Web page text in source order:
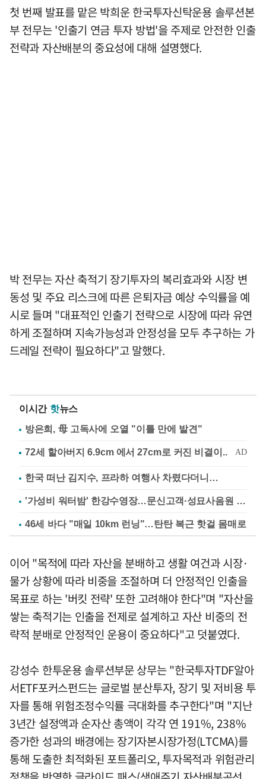
첫 번째 발표를 맡은 박희운 한국투자신탁운용 솔루션본
부 전무는 '인출기 연금 투자 방법'을 주제로 안전한 인출
전략과 자산배분의 중요성에 대해 설명했다.
박 전무는 자산 축적기 장기투자의 복리효과와 시장 변
동성 및 주요 리스크에 따른 은퇴자금 예상 수익률을 예
시로 들며 "대표적인 인출기 전략으로 시장에 따라 유연
하게 조절하며 지속가능성과 안정성을 모두 추구하는 가
드레일 전략이 필요하다"고 말했다.
이시간 핫뉴스
방은희, 母 고독사에 오열 "이틀 만에 발견"
한국 떠난 김지수, 프라하 여행사 차렸다더니…
'가성비 워터밤' 한강수영장…문신고객·성묘사음원 민원
46세 바다 "매일 10km 런닝"…탄탄 복근 핫걸 몸매로
이어 "목적에 따라 자산을 분배하고 생활 여건과 시장·
물가 상황에 따라 비중을 조절하며 더 안정적인 인출을
목표로 하는 '버킷 전략' 또한 고려해야 한다"며 "자산을
쌓는 축적기는 인출을 전제로 설계하고 자산 비중의 전
략적 분배로 안정적인 운용이 중요하다"고 덧붙였다.
강성수 한투운용 솔루션부문 상무는 "한국투자TDF알아
서ETF포커스펀드는 글로벌 분산투자, 장기 및 저비용 투
자를 통해 위험조정수익률 극대화를 추구한다"며 "지난
3년간 설정액과 순자산 총액이 각각 연 191%, 238%
증가한 성과의 배경에는 장기자본시장가정(LTCMA)를
통해 도출한 최적화된 포트폴리오, 투자목적과 위험관리